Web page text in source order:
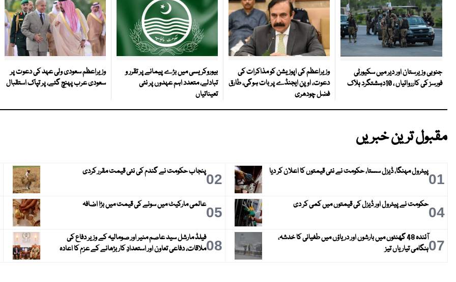
جنوبی وزیرستان اور دیر میں سکیورٹی
فورسز کی کارروائیاں ، 10دہشتگرد ہلاک
وزیراعظم کی اپوزیشن کو مذاکرات کی
دعوت، اوپن ایجنڈے پر بات ہوگی، طارق
فضل چودھری
بیوروکریسی میں بڑے پیمانے پر تقرر و
تبادلے، متعدد اہم عہدوں پر نئی
تعیناتیاں
وزیراعظم سعودی ولی عہد کی دعوت پر
سعودی عرب پہنچ گئے، پر تپاک استقبال
مقبول ترین خبریں
01پیٹرول مہنگا، ڈیزل سستا، حکومت نے نئی قیمتوں کا اعلان کر دیا 02پنجاب حکومت نے گندم کی نئی قیمت مقرر کردی
04حکومت نے پیٹرول اور ڈیزل کی قیمتوں میں کمی کر دی 05عالمی مارکیٹ میں سونے کی قیمت میں بڑا اضافہ
07
آئندہ 48 گھنٹوں میں بارشوں اور دریاؤں میں طغیانی کا خدشہ،
ہنگامی تیاریاں تیز
08فیلڈ مارشل سید عاصم منیر اور صومالیہ کے وزیر دفاع کی
ملاقات، دفاعی تعاون اور استعدادِ کار بڑھانے کے عزم کا اعادہ